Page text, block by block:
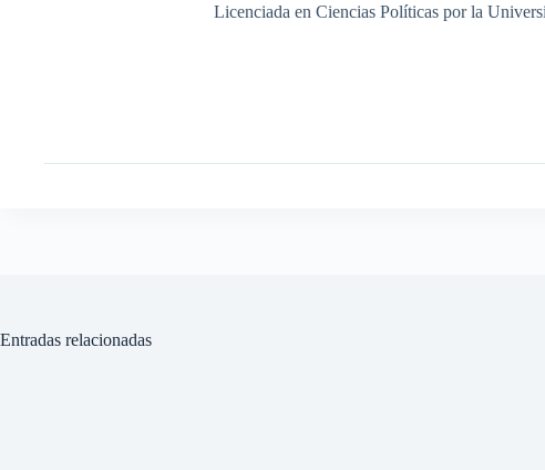
Licenciada en Ciencias Políticas por la
Entradas relacionadas